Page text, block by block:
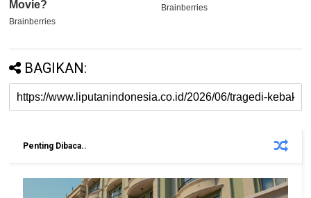
BAGIKAN:
Penting Dibaca..